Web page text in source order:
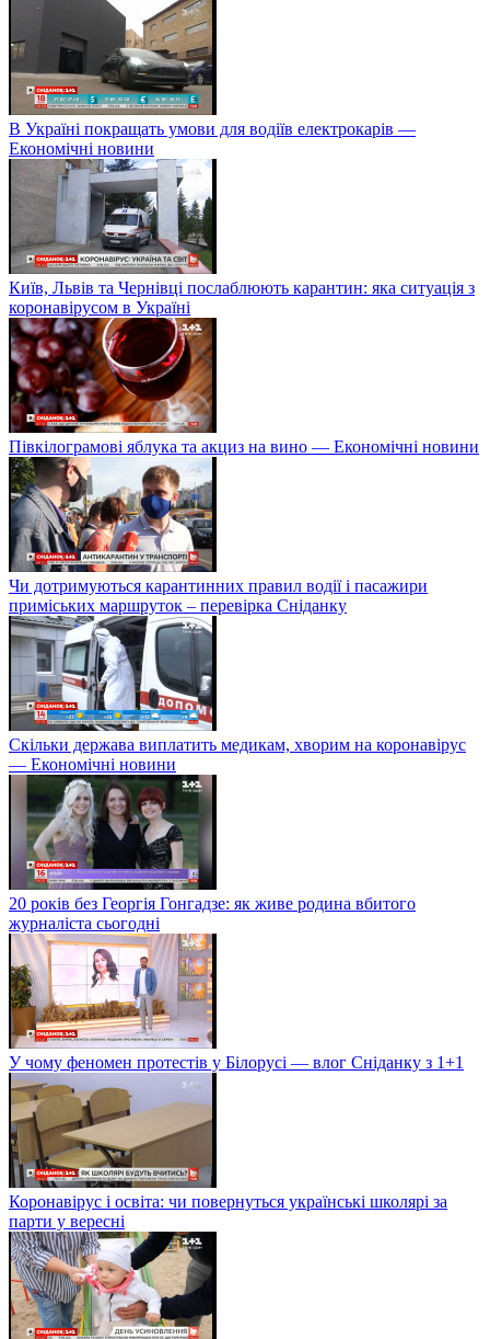
В Україні покращать умови для водіїв електрокарів —
Економічні новини
Київ, Львів та Чернівці послаблюють карантин: яка ситуація з
коронавірусом в Україні
Півкілограмові яблука та акциз на вино — Економічні новини
Чи дотримуються карантинних правил водії і пасажири
приміських маршруток – перевірка Сніданку
Скільки держава виплатить медикам, хворим на коронавірус
— Економічні новини
20 років без Георгія Гонгадзе: як живе родина вбитого
журналіста сьогодні
У чому феномен протестів у Білорусі — влог Сніданку з 1+1
Коронавірус і освіта: чи повернуться українські школярі за
парти у вересні